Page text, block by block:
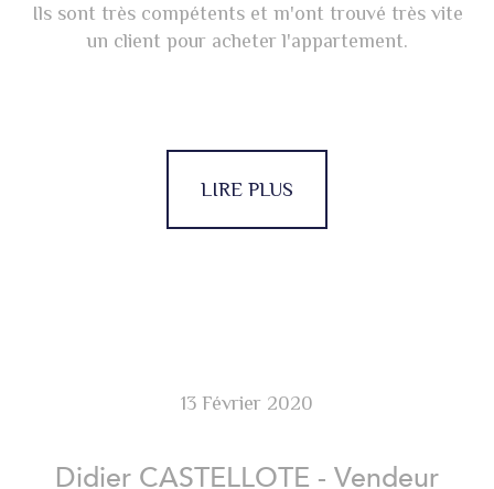
Ils sont très compétents et m'ont trouvé très vite
un client pour acheter l'appartement.
LIRE PLUS
13 Février 2020
Didier CASTELLOTE - Vendeur